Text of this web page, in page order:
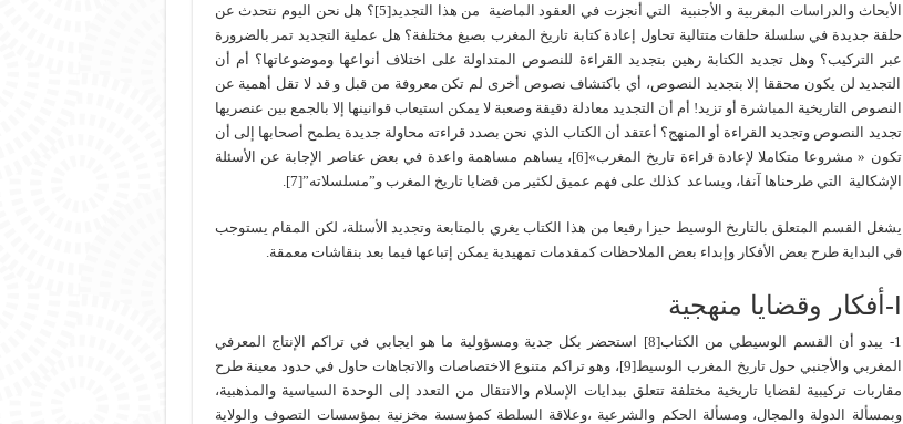
الأبحاث والدراسات المغربية و الأجنبية التي أنجزت في العقود الماضية من هذا التجديد[5]؟ هل نحن اليوم نتحدث عن
حلقة جديدة في سلسلة حلقات متتالية تحاول إعادة كتابة تاريخ المغرب بصيغ مختلفة؟ هل عملية التجديد تمر بالضرورة
عبر التركيب؟ وهل تجديد الكتابة رهين بتجديد القراءة للنصوص المتداولة على اختلاف أنواعها وموضوعاتها؟ أم أن
التجديد لن يكون محققا إلا بتجديد النصوص، أي باكتشاف نصوص أخرى لم تكن معروفة من قبل و قد لا تقل أهمية عن
النصوص التاريخية المباشرة أو تزيد! أم أن التجديد معادلة دقيقة وصعبة لا يمكن استيعاب قوانينها إلا بالجمع بين عنصريها
تجديد النصوص وتجديد القراءة أو المنهج؟ أعتقد أن الكتاب الذي نحن بصدد قراءته محاولة جديدة يطمح أصحابها إلى أن
تكون « مشروعا متكاملا لإعادة قراءة تاريخ المغرب»[6]، يساهم مساهمة واعدة في بعض عناصر الإجابة عن الأسئلة
الإشكالية التي طرحناها آنفا، ويساعد كذلك على فهم عميق لكثير من قضايا تاريخ المغرب و”مسلسلاته”[7].
يشغل القسم المتعلق بالتاريخ الوسيط حيزا رفيعا من هذا الكتاب يغري بالمتابعة وتجديد الأسئلة، لكن المقام يستوجب
في البداية طرح بعض الأفكار وإبداء بعض الملاحظات كمقدمات تمهيدية يمكن إتباعها فيما بعد بنقاشات معمقة.
I-أفكار وقضايا منهجية
1- يبدو أن القسم الوسيطي من الكتاب[8] استحضر بكل جدية ومسؤولية ما هو ايجابي في تراكم الإنتاج المعرفي
المغربي والأجنبي حول تاريخ المغرب الوسيط[9]، وهو تراكم متنوع الاختصاصات والاتجاهات حاول في حدود معينة طرح
مقاربات تركيبية لقضايا تاريخية مختلفة تتعلق ببدايات الإسلام والانتقال من التعدد إلى الوحدة السياسية والمذهبية،
وبمسألة الدولة والمجال، ومسألة الحكم والشرعية ،وعلاقة السلطة كمؤسسة مخزنية بمؤسسات التصوف والولاية